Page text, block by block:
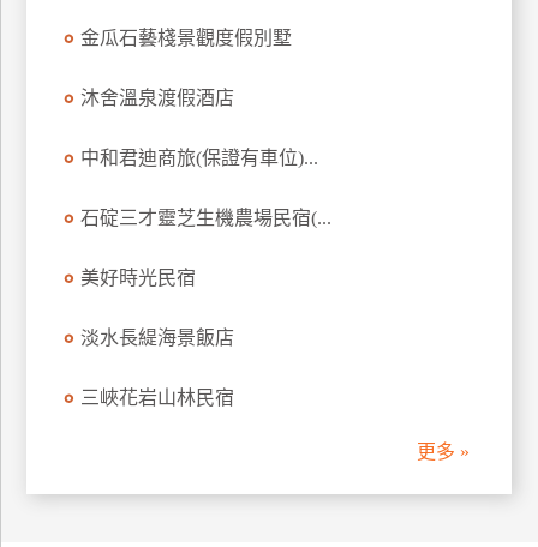
金瓜石藝棧景觀度假別墅
沐舍溫泉渡假酒店
中和君迪商旅(保證有車位)...
石碇三才靈芝生機農場民宿(...
美好時光民宿
淡水長緹海景飯店
三峽花岩山林民宿
更多 »